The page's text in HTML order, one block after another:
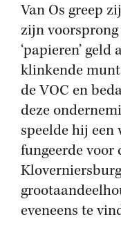
Van Os greep
zijn
‘papieren’
klinkende
de VOC en
deze
speelde hij
fungeerde voor
eveneens te